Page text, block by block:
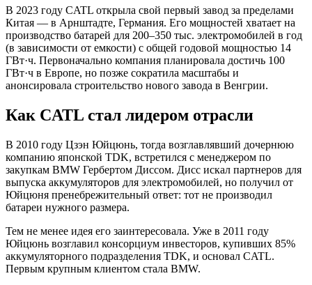
В 2023 году CATL открыла свой первый завод за пределами
Китая — в Арнштадте, Германия. Его мощностей хватает на
производство батарей для 200–350 тыс. электромобилей в год
(в зависимости от емкости) с общей годовой мощностью 14
ГВт·ч. Первоначально компания планировала достичь 100
ГВт·ч в Европе, но позже сократила масштабы и
анонсировала строительство нового завода в Венгрии.
Как CATL стал лидером отрасли
В 2010 году Цзэн Юйцюнь, тогда возглавлявший дочернюю
компанию японской TDK, встретился с менеджером по
закупкам BMW Гербертом Диссом. Дисс искал партнеров для
выпуска аккумуляторов для электромобилей, но получил от
Юйцюня пренебрежительный ответ: тот не производил
батареи нужного размера.
Тем не менее идея его заинтересовала. Уже в 2011 году
Юйцюнь возглавил консорциум инвесторов, купивших 85%
аккумуляторного подразделения TDK, и основал CATL.
Первым крупным клиентом стала BMW.